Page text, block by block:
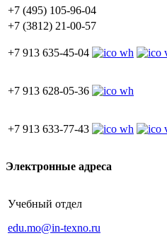
+7 (495) 105-96-04
+7 (3812) 21-00-57
+7 913 635-45-04
+7 913 628-05-36
+7 913 633-77-43
Электронные адреса
Учебный отдел
edu.mo@in-texno.ru